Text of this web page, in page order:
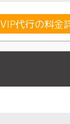
代行の料金